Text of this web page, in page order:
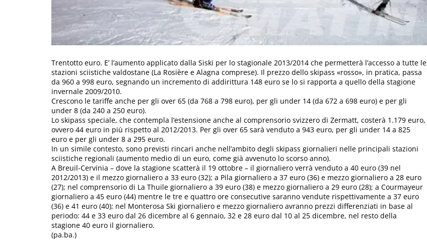
Trentotto euro. E’ l’aumento applicato dalla Siski per lo stagionale 2013/2014 che permetterà l’accesso a tutte le
stazioni sciistiche valdostane (La Rosière e Alagna comprese). Il prezzo dello skipass «rosso», in pratica, passa
da 960 a 998 euro, segnando un incremento di addirittura 148 euro se lo si rapporta a quello della stagione
invernale 2009/2010.
Crescono le tariffe anche per gli over 65 (da 768 a 798 euro), per gli under 14 (da 672 a 698 euro) e per gli
under 8 (da 240 a 250 euro).
Lo skipass speciale, che contempla l’estensione anche al comprensorio svizzero di Zermatt, costerà 1.179 euro,
ovvero 44 euro in più rispetto al 2012/2013. Per gli over 65 sarà venduto a 943 euro, per gli under 14 a 825
euro e per gli under 8 a 295 euro.
In un simile contesto, sono previsti rincari anche nell’ambito degli skipass giornalieri nelle principali stazioni
sciistiche regionali (aumento medio di un euro, come già avvenuto lo scorso anno).
A Breuil-Cervinia – dove la stagione scatterà il 19 ottobre – il giornaliero verrà venduto a 40 euro (39 nel
2012/2013) e il mezzo giornaliero a 33 euro (32); a Pila giornaliero a 37 euro (36) e mezzo giornaliero a 28 euro
(27); nel comprensorio di La Thuile giornaliero a 39 euro (38) e mezzo giornaliero a 29 euro (28); a Courmayeur
giornaliero a 45 euro (44) mentre le tre e quattro ore consecutive saranno vendute rispettivamente a 37 euro
(36) e 41 euro (40); nel Monterosa Ski giornaliero e mezzo giornaliero avranno prezzi differenziati in base al
periodo: 44 e 33 euro dal 26 dicembre al 6 gennaio, 32 e 28 euro dal 10 al 25 dicembre, nel resto della
stagione 40 euro il giornaliero.
(pa.ba.)